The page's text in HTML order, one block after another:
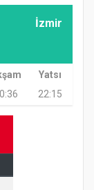
İzmir
Yatsı
22:15